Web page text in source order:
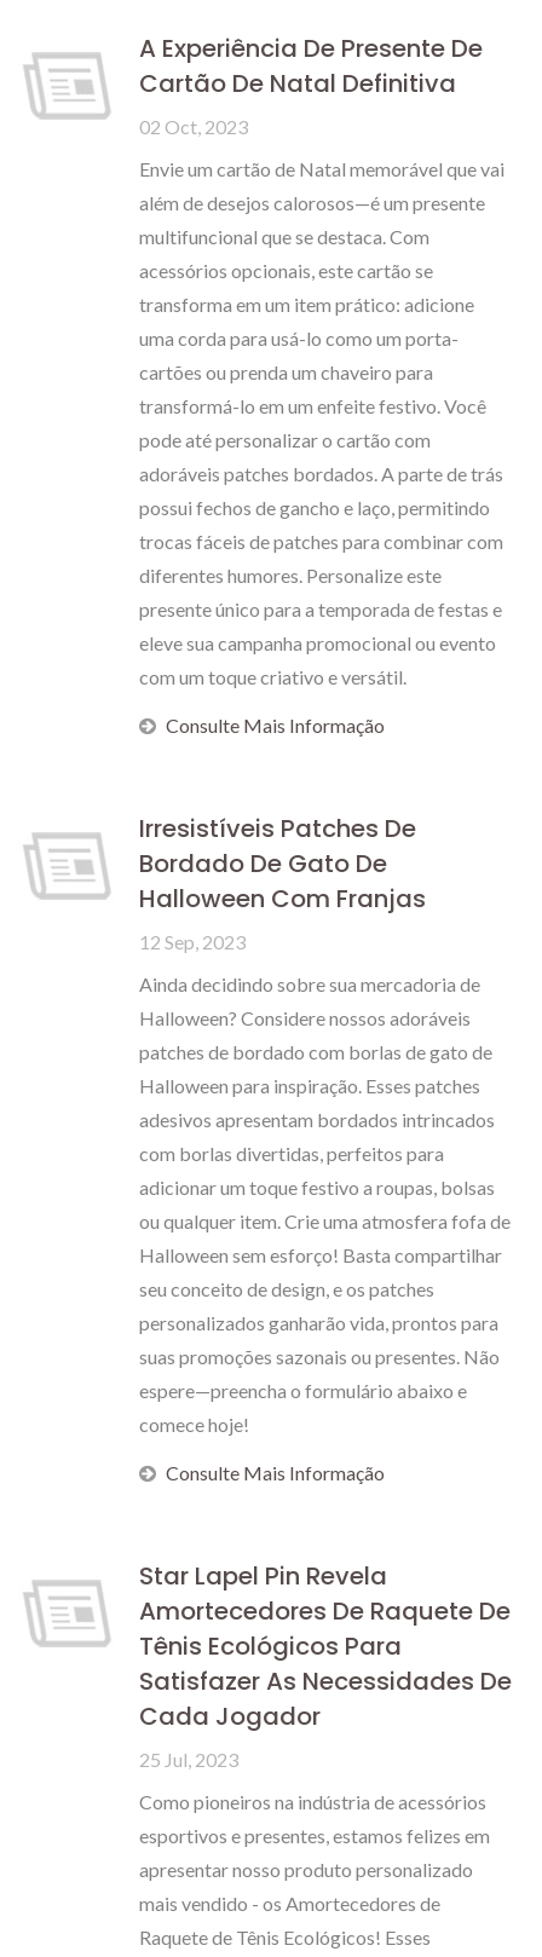
A Experiência De Presente De
Cartão De Natal Definitiva
02 Oct, 2023
Envie um cartão de Natal memorável que vai
além de desejos calorosos—é um presente
multifuncional que se destaca. Com
acessórios opcionais, este cartão se
transforma em um item prático: adicione
uma corda para usá-lo como um porta-
cartões ou prenda um chaveiro para
transformá-lo em um enfeite festivo. Você
pode até personalizar o cartão com
adoráveis patches bordados. A parte de trás
possui fechos de gancho e laço, permitindo
trocas fáceis de patches para combinar com
diferentes humores. Personalize este
presente único para a temporada de festas e
eleve sua campanha promocional ou evento
com um toque criativo e versátil.
Consulte Mais Informação
Irresistíveis Patches De
Bordado De Gato De
Halloween Com Franjas
12 Sep, 2023
Ainda decidindo sobre sua mercadoria de
Halloween? Considere nossos adoráveis
patches de bordado com borlas de gato de
Halloween para inspiração. Esses patches
adesivos apresentam bordados intrincados
com borlas divertidas, perfeitos para
adicionar um toque festivo a roupas, bolsas
ou qualquer item. Crie uma atmosfera fofa de
Halloween sem esforço! Basta compartilhar
seu conceito de design, e os patches
personalizados ganharão vida, prontos para
suas promoções sazonais ou presentes. Não
espere—preencha o formulário abaixo e
comece hoje!
Consulte Mais Informação
Star Lapel Pin Revela
Amortecedores De Raquete De
Tênis Ecológicos Para
Satisfazer As Necessidades De
Cada Jogador
25 Jul, 2023
Como pioneiros na indústria de acessórios
esportivos e presentes, estamos felizes em
apresentar nosso produto personalizado
mais vendido - os Amortecedores de
Raquete de Tênis Ecológicos! Esses